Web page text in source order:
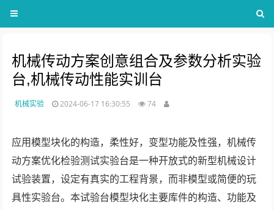
机械传动方案创意组合及参数分析实验
台,机械传动性能实训台
机械实验 2024-06-17 16:30:55 74
应用模型块化的构造，柔性好，变型功能及性强，机械传
动方案优化检验测试实验台是一种开放式的新型机械设计
试验装置，设定有真实的工程背景，而非模型或简便的玩
具性实验台。本试验台模型块化主要库件的构造、功能及